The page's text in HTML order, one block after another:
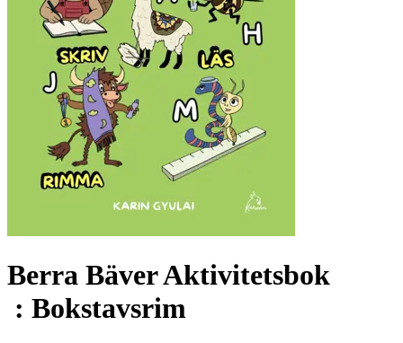
Berra Bäver Aktivitetsbok
: Bokstavsrim